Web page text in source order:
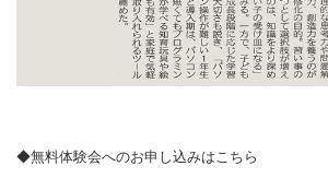
◆無料体験会へのお申し込みはこちら